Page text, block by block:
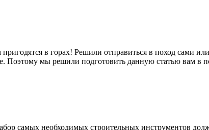
в горах! Решили отправиться в поход сами
Поэтому мы решили подготовить данную статью вам в
самых необходимых строительных инструментов